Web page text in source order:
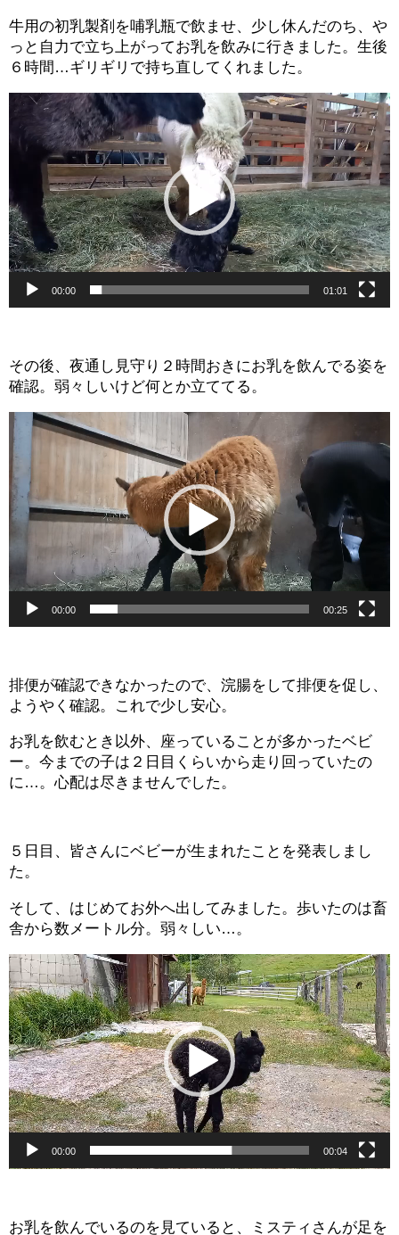
牛用の初乳製剤を哺乳瓶で飲ませ、少し休んだのち、や
っと自力で立ち上がってお乳を飲みに行きました。生後
６時間…ギリギリで持ち直してくれました。
動
プ
ー
00:00 01:01
その後、夜通し見守り２時間おきにお乳を飲んでる姿を
確認。弱々しいけど何とか立ててる。
動
画
プ
レ
ー
ヤ
00:00 00:25
排便が確認できなかったので、浣腸をして排便を促し、
ようやく確認。これで少し安心。
お乳を飲むとき以外、座っていることが多かったベビ
ー。今までの子は２日目くらいから走り回っていたの
に…。心配は尽きませんでした。
５日目、皆さんにベビーが生まれたことを発表しまし
た。
そして、はじめてお外へ出してみました。歩いたのは畜
舎から数メートル分。弱々しい…。
動
画
プ
レ
ー
ヤ
ー
00:00 00:04
お乳を飲んでいるのを見ていると、ミスティさんが足を